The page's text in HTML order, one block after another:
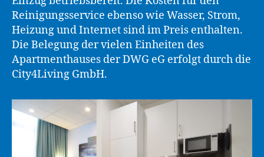
Reinigungsservice ebenso wie Wasser, Strom,
Heizung und Internet sind im Preis enthalten.
Die Belegung der vielen Einheiten des
Apartmenthauses der DWG eG erfolgt durch die
City4Living GmbH.